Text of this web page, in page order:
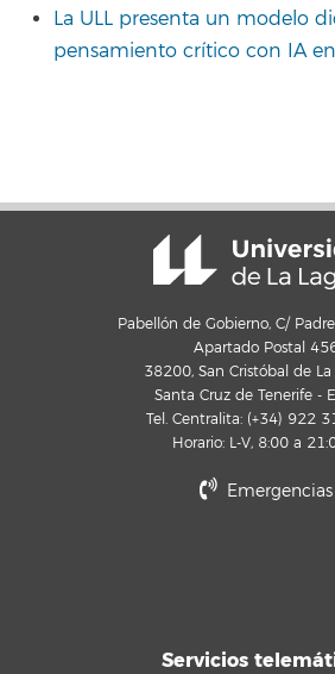
La ULL presenta un modelo
pensamiento crítico con IA
Pabellón de Gobierno, C/
Apartado Postal
38200, San Cristóbal de
Santa Cruz de Tenerife -
Tel. Centralita: (+34) 922
Horario: L-V, 8:00 a
Emergencias
Servicios